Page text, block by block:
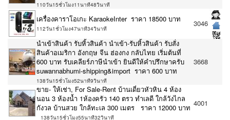
110วัน15ชั่วโมง11นาที48วินาที
เครื่องคาราโอเกะ KaraokeInter ราคา 18500 บาท
112วัน1ชั่วโมง47นาที34วินาที
3046
นำเข้าสินค้า รับหิ้วสินค้า นำเข้า-รับหิ้วสินค้า รับสั่ง
สินค้าอเมริกา อังกฤษ จีน ฮ่องกง กลับไทย เริ่มต้นที่
600 บาท รับเคลียร์ภาษีนำเข้า ยินดีให้คำปรึกษาครับ
suwannabhumi-shipping&import ราคา 600 บาท
138วัน15ชั่วโมง52นาที9วินาที
3668
ขาย- ให้เช่า, For Sale-Rent บ้านเดี่ยวหัวหิน 4 ห้อง
นอน 3 ห้องน้ำ 1ห้องครัว 140 ตรว ทำเลดี ใกล้วังไกล
กังวล บ้านสวย ใกล้ทะเล 300 เมตร ราคา 12000 บาท
138วัน15ชั่วโมง55นาที32วินาที
4001